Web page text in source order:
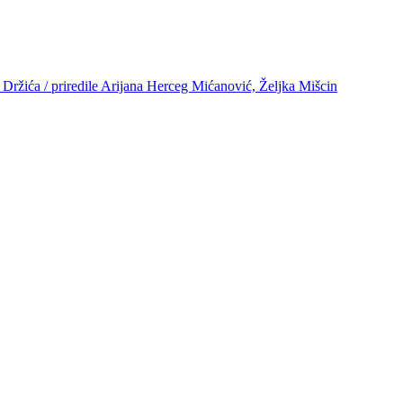
/ priredile Arijana Herceg Mićanović, Željka Mišcin